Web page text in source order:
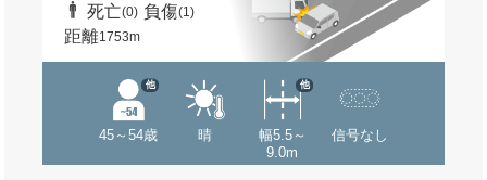
死亡(0) 負傷(1)
距離1753m
45～54歳
他
晴
幅5.5～
9.0m
他
信号なし